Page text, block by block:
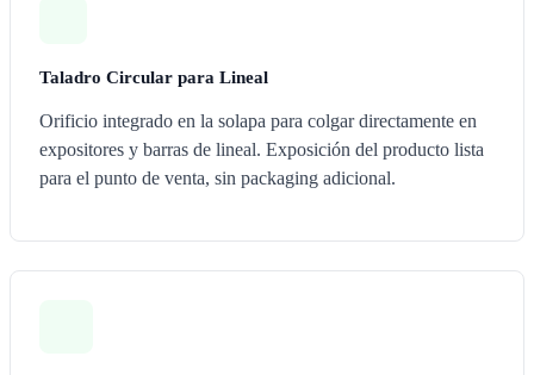
Taladro Circular para Lineal
Orificio integrado en la solapa para colgar directamente en
expositores y barras de lineal. Exposición del producto lista
para el punto de venta, sin packaging adicional.